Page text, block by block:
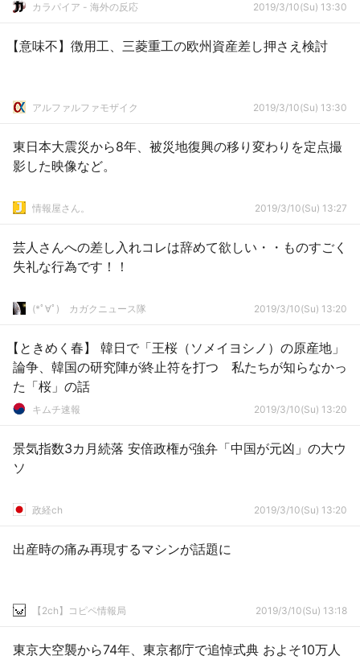
カラパイア - 海外の反応 2019/3/10(Su) 13:30
【意味不】徴用工、三菱重工の欧州資産差し押さえ検討
アルファルファモザイク 2019/3/10(Su) 13:30
東日本大震災から8年、被災地復興の移り変わりを定点撮
影した映像など。
情報屋さん。 2019/3/10(Su) 13:27
芸人さんへの差し入れコレは辞めて欲しい・・ものすごく
失礼な行為です！！
(*ﾟ∀ﾟ)ゞカガクニュース隊 2019/3/10(Su) 13:20
【ときめく春】 韓日で「王桜（ソメイヨシノ）の原産地」
論争、韓国の研究陣が終止符を打つ 私たちが知らなかっ
た「桜」の話
キムチ速報 2019/3/10(Su) 13:20
景気指数3カ月続落 安倍政権が強弁「中国が元凶」の大ウ
ソ
政経ch 2019/3/10(Su) 13:20
出産時の痛み再現するマシンが話題に
【2ch】コピペ情報局 2019/3/10(Su) 13:18
東京大空襲から74年、東京都庁で追悼式典 およそ10万人